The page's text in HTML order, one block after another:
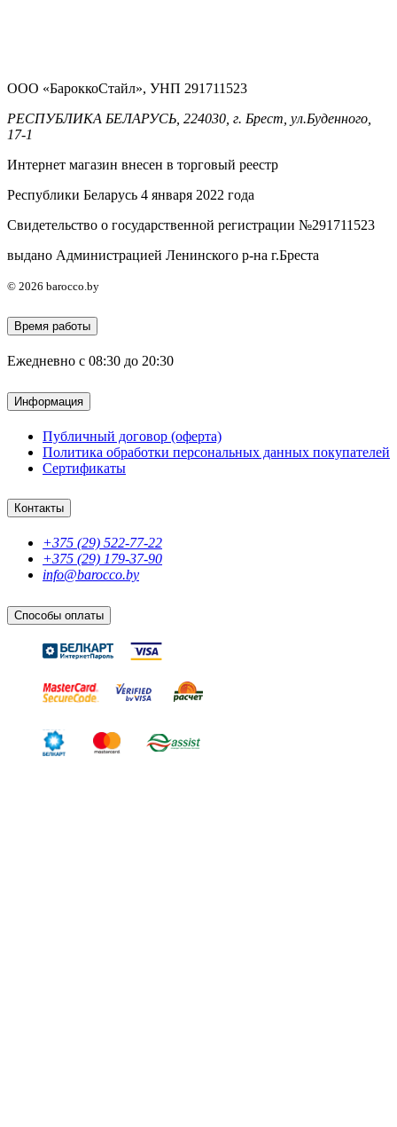
ООО «БароккоСтайл», УНП 291711523
РЕСПУБЛИКА БЕЛАРУСЬ, 224030, г. Брест, ул.Буденного,
17-1
Интернет магазин внесен в торговый реестр
Республики Беларусь 4 января 2022 года
Свидетельство о государственной регистрации №291711523
выдано Администрацией Ленинского р-на г.Бреста
© 2026 barocco.by
Время работы
Ежедневно с 08:30 до 20:30
Информация
Публичный договор (оферта)
Политика обработки персональных данных покупателей
Сертификаты
Контакты
+375 (29) 522-77-22
+375 (29) 179-37-90
info@barocco.by
Способы оплаты